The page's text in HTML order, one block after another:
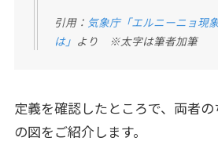
引用： 気象庁「エルニーニョ現
は」 より ※太字は筆者加筆
定義を確認したところで、両者
の図をご紹介します。